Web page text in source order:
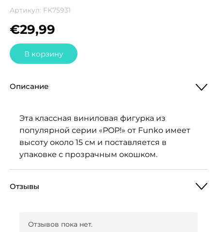
Артикул: FK75931
€29,99
В корзину
Описание
Эта классная виниловая фигурка из
популярной серии «POP!» от Funko имеет
высоту около 15 см и поставляется в
упаковке с прозрачным окошком.
Отзывы
Отзывов пока нет.